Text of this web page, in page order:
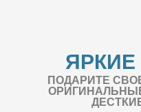
ПОДАРИТЕ